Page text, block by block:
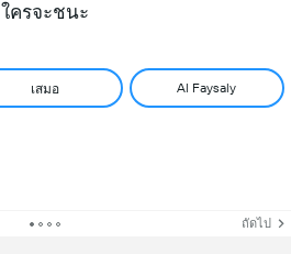
ใครจะชนะ
เสมอ Al Faysaly
ถัดไป